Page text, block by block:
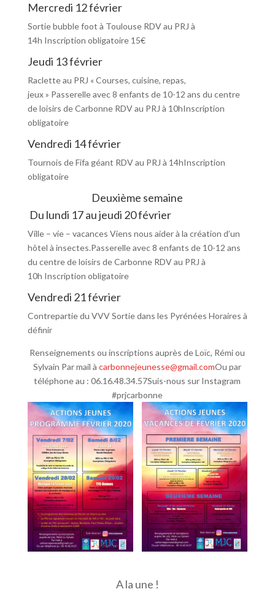
Mercredi 12 février
Sortie bubble foot à Toulouse RDV au PRJ à
14h Inscription obligatoire 15€
Jeudi 13 février
Raclette au PRJ « Courses, cuisine, repas,
jeux » Passerelle avec 8 enfants de 10-12 ans du centre
de loisirs de Carbonne RDV au PRJ à 10hInscription
obligatoire
Vendredi 14 février
Tournois de Fifa géant RDV au PRJ à 14hInscription
obligatoire
Deuxième semaine
Du lundi 17 au jeudi 20 février
Ville – vie – vacances Viens nous aider à la création d’un
hôtel à insectes.Passerelle avec 8 enfants de 10-12 ans
du centre de loisirs de Carbonne RDV au PRJ à
10h Inscription obligatoire
Vendredi 21 février
Contrepartie du VVV Sortie dans les Pyrénées Horaires à
définir
Renseignements ou inscriptions auprès de Loïc, Rémi ou
Sylvain Par mail àcarbonnejeunesse@gmail.comOu par
téléphone au : 06.16.48.34.57Suis-nous sur Instagram
#prjcarbonne
A la une !